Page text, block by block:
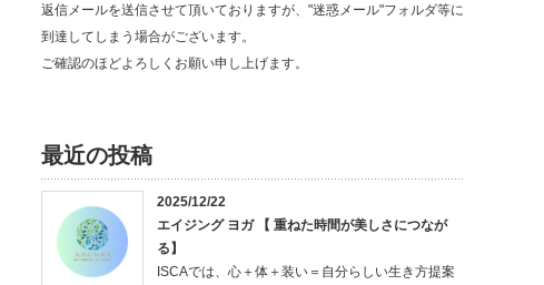
返信メールを送信させて頂いておりますが、"迷惑メール"フォルダ等に
到達してしまう場合がございます。
ご確認のほどよろしくお願い申し上げます。
最近の投稿
2025/12/22
エイジング ヨガ 【 重ねた時間が美しさにつなが
る】
ISCAでは、心＋体＋装い＝自分らしい生き方提案